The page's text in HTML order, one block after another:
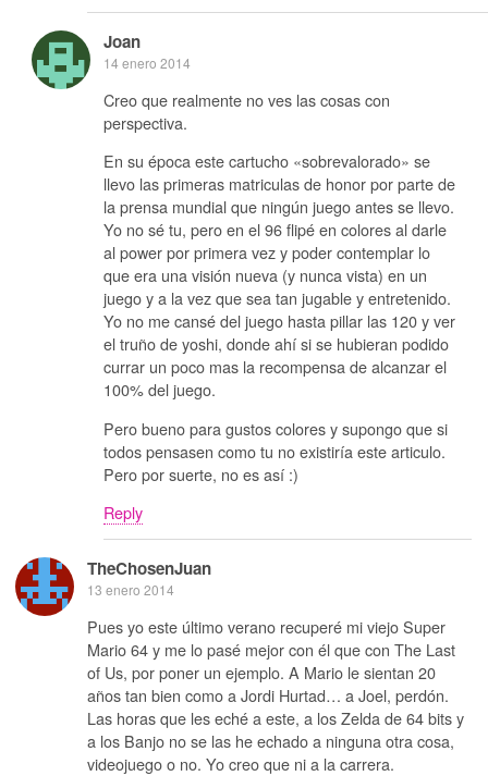
Joan
14 enero 2014
Creo que realmente no ves las cosas con
perspectiva.
En su época este cartucho «sobrevalorado» se
llevo las primeras matriculas de honor por parte de
la prensa mundial que ningún juego antes se llevo.
Yo no sé tu, pero en el 96 flipé en colores al darle
al power por primera vez y poder contemplar lo
que era una visión nueva (y nunca vista) en un
juego y a la vez que sea tan jugable y entretenido.
Yo no me cansé del juego hasta pillar las 120 y ver
el truño de yoshi, donde ahí si se hubieran podido
currar un poco mas la recompensa de alcanzar el
100% del juego.
Pero bueno para gustos colores y supongo que si
todos pensasen como tu no existiría este articulo.
Pero por suerte, no es así :)
Reply
TheChosenJuan
13 enero 2014
Pues yo este último verano recuperé mi viejo Super
Mario 64 y me lo pasé mejor con él que con The Last
of Us, por poner un ejemplo. A Mario le sientan 20
años tan bien como a Jordi Hurtad… a Joel, perdón.
Las horas que les eché a este, a los Zelda de 64 bits y
a los Banjo no se las he echado a ninguna otra cosa,
videojuego o no. Yo creo que ni a la carrera.